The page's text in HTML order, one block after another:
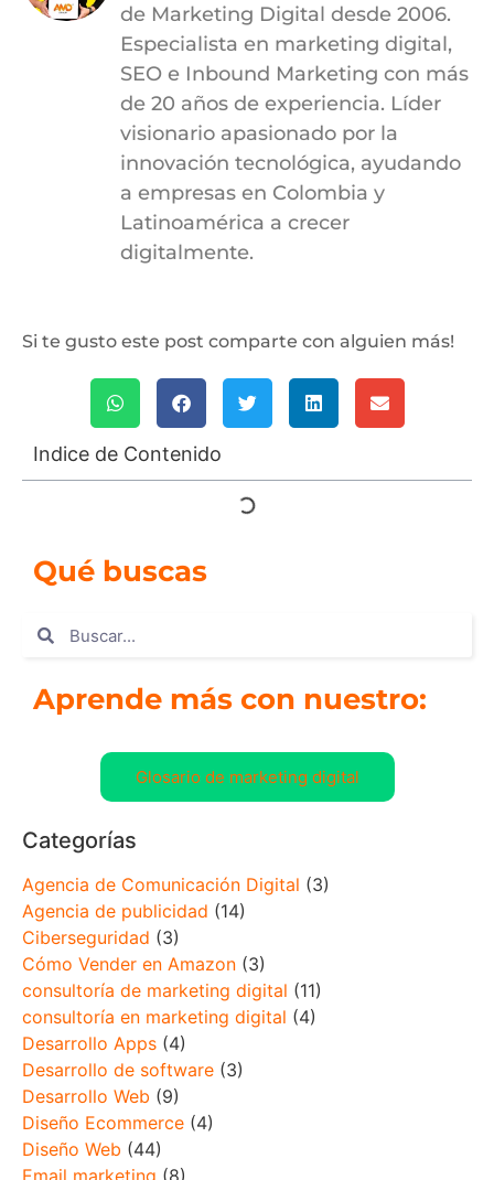
de Marketing Digital desde 2006.
Especialista en marketing digital,
SEO e Inbound Marketing con más
de 20 años de experiencia. Líder
visionario apasionado por la
innovación tecnológica, ayudando
a empresas en Colombia y
Latinoamérica a crecer
digitalmente.
Si te gusto este post comparte con alguien más!
Indice de Contenido
Qué buscas
Aprende más con nuestro:
Glosario de marketing digital
Categorías
Agencia de Comunicación Digital (3)
Agencia de publicidad (14)
Ciberseguridad (3)
Cómo Vender en Amazon (3)
consultoría de marketing digital (11)
consultoría en marketing digital (4)
Desarrollo Apps (4)
Desarrollo de software (3)
Desarrollo Web (9)
Diseño Ecommerce (4)
Diseño Web (44)